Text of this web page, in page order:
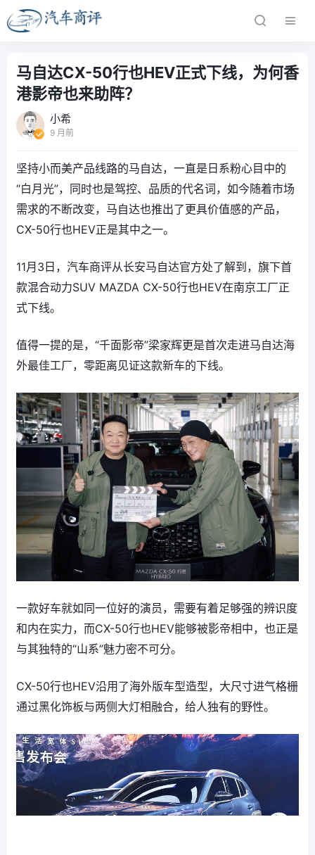
马自达CX-50行也HEV正式下线，为何香
港影帝也来助阵？
小希
9 月前
坚持小而美产品线路的马自达，一直是日系粉心目中的
“白月光”，同时也是驾控、品质的代名词，如今随着市场
需求的不断改变，马自达也推出了更具价值感的产品，
CX-50行也HEV正是其中之一。
11月3日，汽车商评从长安马自达官方处了解到，旗下首
款混合动力SUV MAZDA CX-50行也HEV在南京工厂正
式下线。
值得一提的是，“千面影帝”梁家辉更是首次走进马自达海
外最佳工厂，零距离见证这款新车的下线。
一款好车就如同一位好的演员，需要有着足够强的辨识度
和内在实力，而CX-50行也HEV能够被影帝相中，也正是
与其独特的“山系”魅力密不可分。
CX-50行也HEV沿用了海外版车型造型，大尺寸进气格栅
通过黑化饰板与两侧大灯相融合，给人独有的野性。